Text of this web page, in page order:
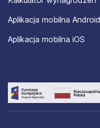
Aplikacja mobilna Android
Aplikacja mobilna iOS